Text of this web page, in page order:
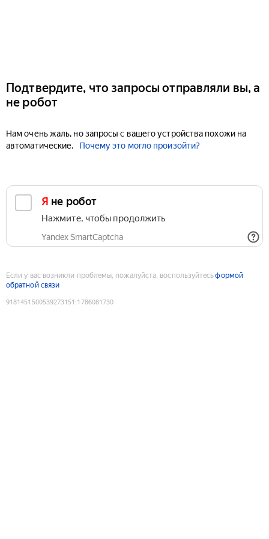
Подтвердите, что запросы отправляли вы, а
не робот
Нам очень жаль, но запросы с вашего устройства похожи на
автоматические.
Почему это могло произойти?
Я не робот
Нажмите, чтобы продолжить
Yandex SmartCaptcha
Если у вас возникли проблемы, пожалуйста, воспользуйтесьформой
обратной связи
9181451500539273151 :1786081730